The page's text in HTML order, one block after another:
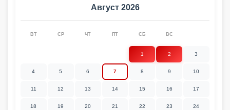
Август 2026
ВТ СР ЧТ ПТ СБ ВС
1 2 3
4 5 6 7 8 9 10
11 12 13 14 15 16 17
18 19 20 21 22 23 24